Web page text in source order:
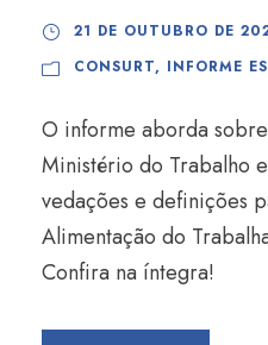
21 DE OUTUBRO DE
CONSURT, INFORME
O informe aborda
Ministério do Trabalho
vedações e definições
Alimentação do
Confira na íntegra!